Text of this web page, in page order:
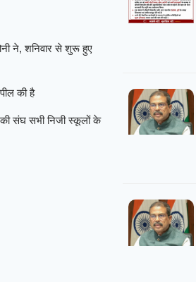
ने, शनिवार से शुरू हुए
की है
की संघ सभी निजी स्कूलों के